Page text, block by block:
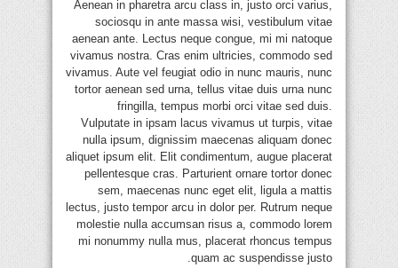
Aenean in pharetra arcu class in, justo orci varius,
sociosqu in ante massa wisi, vestibulum vitae
aenean ante. Lectus neque congue, mi mi natoque
vivamus nostra. Cras enim ultricies, commodo sed
vivamus. Aute vel feugiat odio in nunc mauris, nunc
tortor aenean sed urna, tellus vitae duis urna nunc
fringilla, tempus morbi orci vitae sed duis.
Vulputate in ipsam lacus vivamus ut turpis, vitae
nulla ipsum, dignissim maecenas aliquam donec
aliquet ipsum elit. Elit condimentum, augue placerat
pellentesque cras. Parturient ornare tortor donec
sem, maecenas nunc eget elit, ligula a mattis
lectus, justo tempor arcu in dolor per. Rutrum neque
molestie nulla accumsan risus a, commodo lorem
mi nonummy nulla mus, placerat rhoncus tempus
quam ac suspendisse justo.